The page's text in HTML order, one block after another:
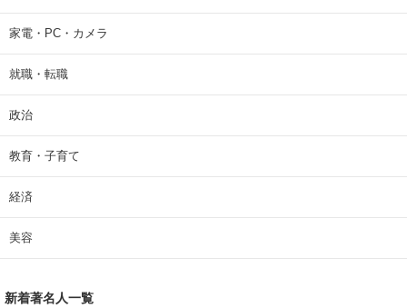
家電・PC・カメラ
就職・転職
政治
教育・子育て
経済
美容
新着著名人一覧